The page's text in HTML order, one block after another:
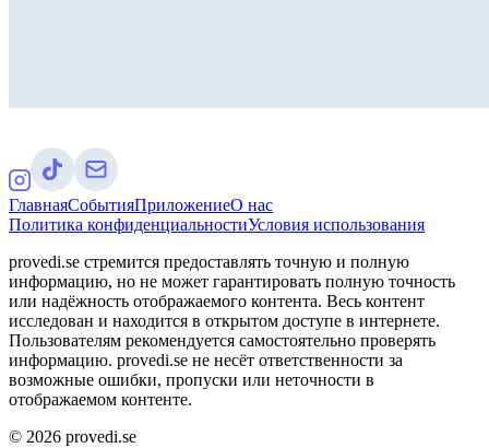
ГлавнаяСобытияПриложениеО нас
Политика конфиденциальностиУсловия использования
provedi.se стремится предоставлять точную и полную
информацию, но не может гарантировать полную точность
или надёжность отображаемого контента. Весь контент
исследован и находится в открытом доступе в интернете.
Пользователям рекомендуется самостоятельно проверять
информацию. provedi.se не несёт ответственности за
возможные ошибки, пропуски или неточности в
отображаемом контенте.
© 2026 provedi.se